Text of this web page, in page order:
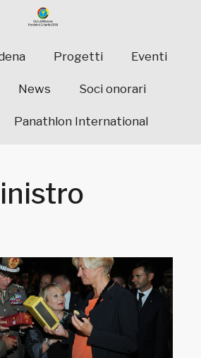
Progetti Eventi
News Soci onorari
Panathlon International